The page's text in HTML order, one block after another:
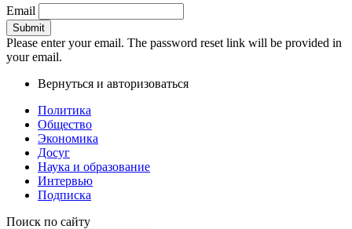
Email
Please enter your email. The password reset link will be provided in
your email.
Вернуться и авторизоваться
Политика
Общество
Экономика
Досуг
Наука и образование
Интервью
Подписка
Поиск по сайту